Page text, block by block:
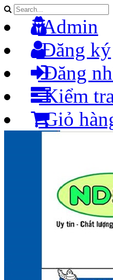
Admin
Đăng ký
Đăng
Kiểm
Giỏ